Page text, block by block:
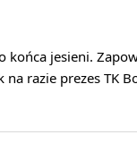
końca jesieni.
razie prezes TK